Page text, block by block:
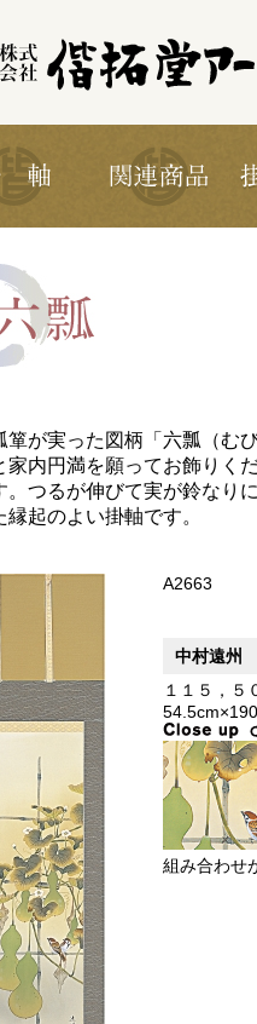
箪が実った図柄「六瓢（む
家内円満を願ってお飾りく
。つるが伸びて実が鈴なり
縁起のよい掛軸です。
A2663
中村遠州
１１５，５
組み合わせ